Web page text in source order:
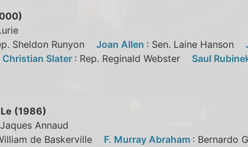
Sheldon Runyon Joan Allen : Sen. Laine Hanson
Christian Slater : Rep. Reginald Webster Saul
(1986)
Annaud
de Baskerville F. Murray Abraham : Bernardo